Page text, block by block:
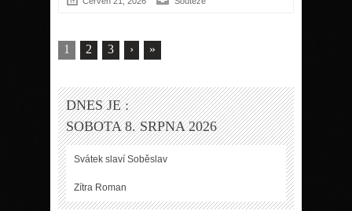
1 2 3 › »
DNES JE :
SOBOTA 8. SRPNA 2026
Svátek slaví Soběslav
Zítra Roman